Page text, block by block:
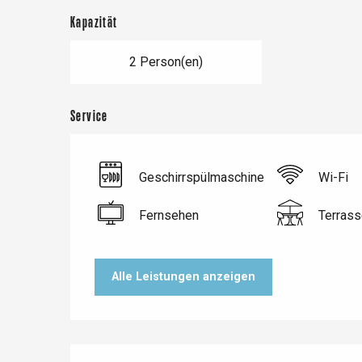
Kapazität
2 Person(en)
Service
Geschirrspülmaschine Wi-Fi
Fernsehen
Alle Leistungen anzeigen